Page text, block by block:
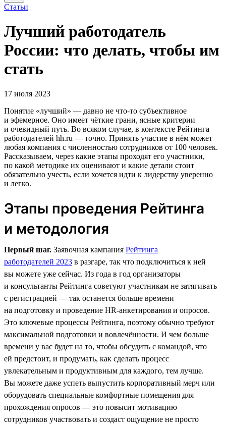
Статьи
Лучший работодатель
России: что делать, чтобы им
стать
17 июля 2023
Понятие «лучший» — давно не что-то субъективное
и эфемерное. Оно имеет чёткие грани, ясные критерии
и очевидный путь. Во всяком случае, в контексте Рейтинга
работодателей hh.ru — точно. Принять участие в нём может
любая компания с численностью сотрудников от 100 человек.
Рассказываем, через какие этапы проходят его участники,
по какой методике их оценивают и какие детали стоит
обязательно учесть, если хочется идти к лидерству уверенно
и легко.
Этапы проведения Рейтинга
и методология
Первый шаг. Заявочная кампания Рейтинга
работодателей 2023 в разгаре, так что подключиться к ней
вы можете уже сейчас. Из года в год организаторы
и консультанты Рейтинга советуют участникам не затягивать
с регистрацией — так останется больше времени
на подготовку и проведение HR-анкетирования и опросов.
Это ключевые процессы Рейтинга, поэтому обычно требуют
максимальной подготовки и вовлечённости. И чем больше
времени у вас будет на то, чтобы обсудить с командой, что
ей предстоит, и продумать, как сделать процесс
увлекательным и продуктивным для каждого, тем лучше.
Вы можете даже успеть выпустить корпоративный мерч или
оборудовать специальные комфортные помещения для
прохождения опросов — это повысит мотивацию
сотрудников участвовать и создаст ощущение не просто